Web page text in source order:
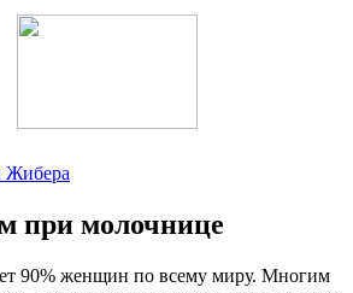
Жибера
при молочнице
90% женщин по всему миру. Многим